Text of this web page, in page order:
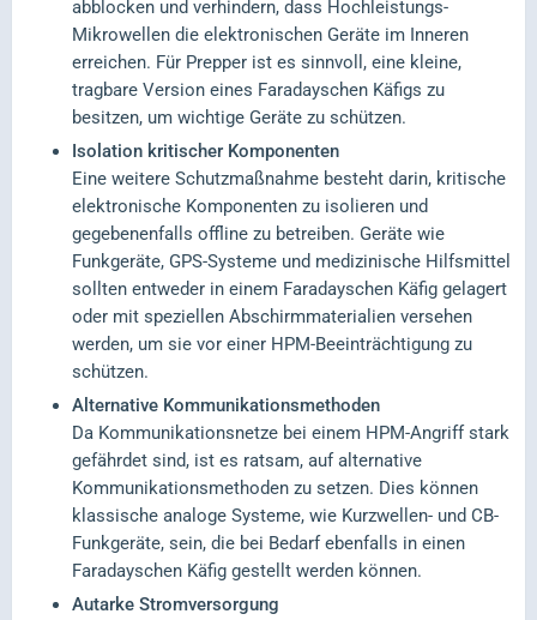
abblocken und verhindern, dass Hochleistungs-
Mikrowellen die elektronischen Geräte im Inneren
erreichen. Für Prepper ist es sinnvoll, eine kleine,
tragbare Version eines Faradayschen Käfigs zu
besitzen, um wichtige Geräte zu schützen.
Isolation kritischer Komponenten
Eine weitere Schutzmaßnahme besteht darin, kritische
elektronische Komponenten zu isolieren und
gegebenenfalls offline zu betreiben. Geräte wie
Funkgeräte, GPS-Systeme und medizinische Hilfsmittel
sollten entweder in einem Faradayschen Käfig gelagert
oder mit speziellen Abschirmmaterialien versehen
werden, um sie vor einer HPM-Beeinträchtigung zu
schützen.
Alternative Kommunikationsmethoden
Da Kommunikationsnetze bei einem HPM-Angriff stark
gefährdet sind, ist es ratsam, auf alternative
Kommunikationsmethoden zu setzen. Dies können
klassische analoge Systeme, wie Kurzwellen- und CB-
Funkgeräte, sein, die bei Bedarf ebenfalls in einen
Faradayschen Käfig gestellt werden können.
Autarke Stromversorgung